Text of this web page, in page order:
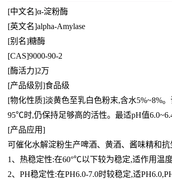
[中文名]α-淀粉酶
[英文名]alpha-Amylase
[别名]糖酶
[CAS]9000-90-2
[酶活力]2万
[产品级别]食品级
[物化性质]淡黄色至乳白色粉末,含水5%~8%
95℃时,仍保持足够高的活性。最适pH值
[产品应用]
可催化水解淀粉生产啤酒、黄酒、酱味精和
1、热稳定性:在60°℃以下较为稳定,适作用温
2、PH稳定性:在PH6.0-7.0时较稳定,适